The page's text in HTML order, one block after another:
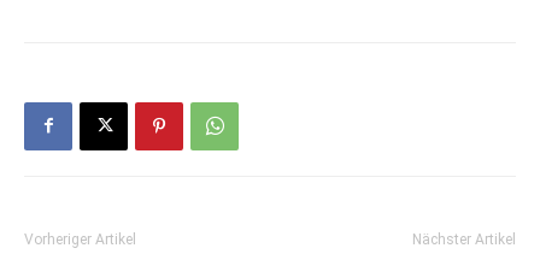
Vorheriger Artikel Nächster Artikel